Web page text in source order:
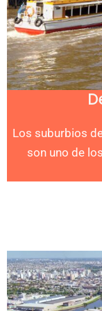
Los suburbios
son uno de